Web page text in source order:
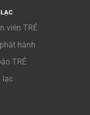
viên TRẺ
hành
TRẺ
lạc